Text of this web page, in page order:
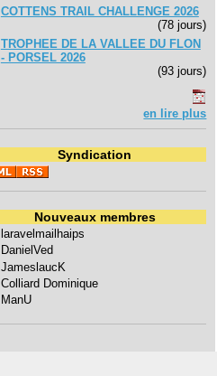
COTTENS TRAIL CHALLENGE 2026
(78 jours)
TROPHEE DE LA VALLEE DU FLON
- PORSEL 2026
(93 jours)
en lire plus
Syndication
Nouveaux membres
laravelmailhaips
DanielVed
JameslaucK
Colliard Dominique
ManU